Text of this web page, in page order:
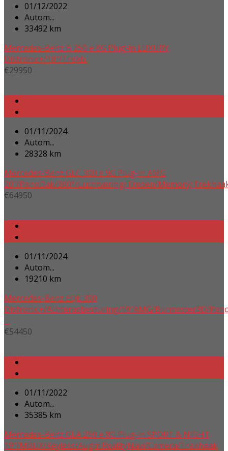
01/12/2022
Autom...
33492 km
Mercedes-Benz B 250 e 8G Plug-in LUXURY
Distronic+/18″/Trekh.
€29950
01/11/2024
Autom...
28328 km
Mercedes-Benz GLC 300 e 9G Plug-in AMG
20″/PanoDak/360°/Luchtvering/Treden/Memory/
€64950
01/11/2024
Autom...
19210 km
Mercedes-Benz EQE 300
Distronic+/Achterasbesturing/19″AMG/Burmester3D/
…
€54450
01/11/2022
Autom...
35385 km
Mercedes-Benz GLA 250 e 8G Plug-in SPORT & NIGHT
19″/MBUX/Keyless/Augm.RealityNavi/Camera/Trekhaak